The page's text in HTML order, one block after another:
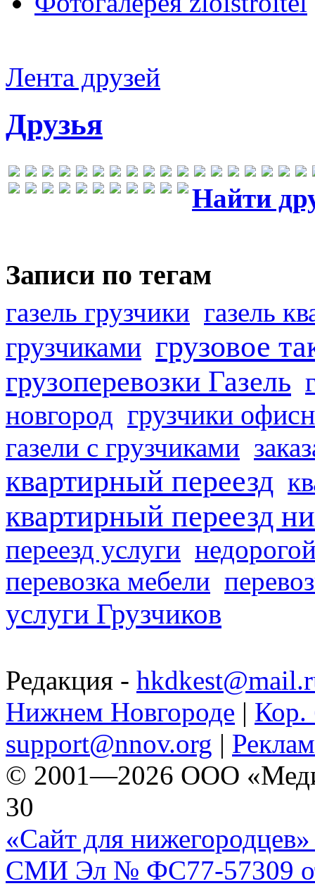
Лента друзей
Друзья
Найти
Записи по тегам
газель грузчики газель
грузчиками грузовое
грузоперевозки Газель
новгород грузчики
газели с грузчиками
квартирный переезд
квартирный переезд
переезд услуги
перевозка мебели
услуги Грузчиков
Редакция -
Нижнем Новгороде | Кор.
support@nnov.org |
© 2001—2026 ООО
30
«Сайт для нижегородцев»
СМИ Эл № ФС77-57309